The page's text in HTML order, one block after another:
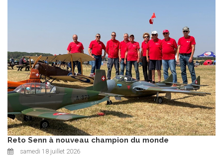
Reto Senn à nouveau champion du monde
samedi 18 juillet 2026